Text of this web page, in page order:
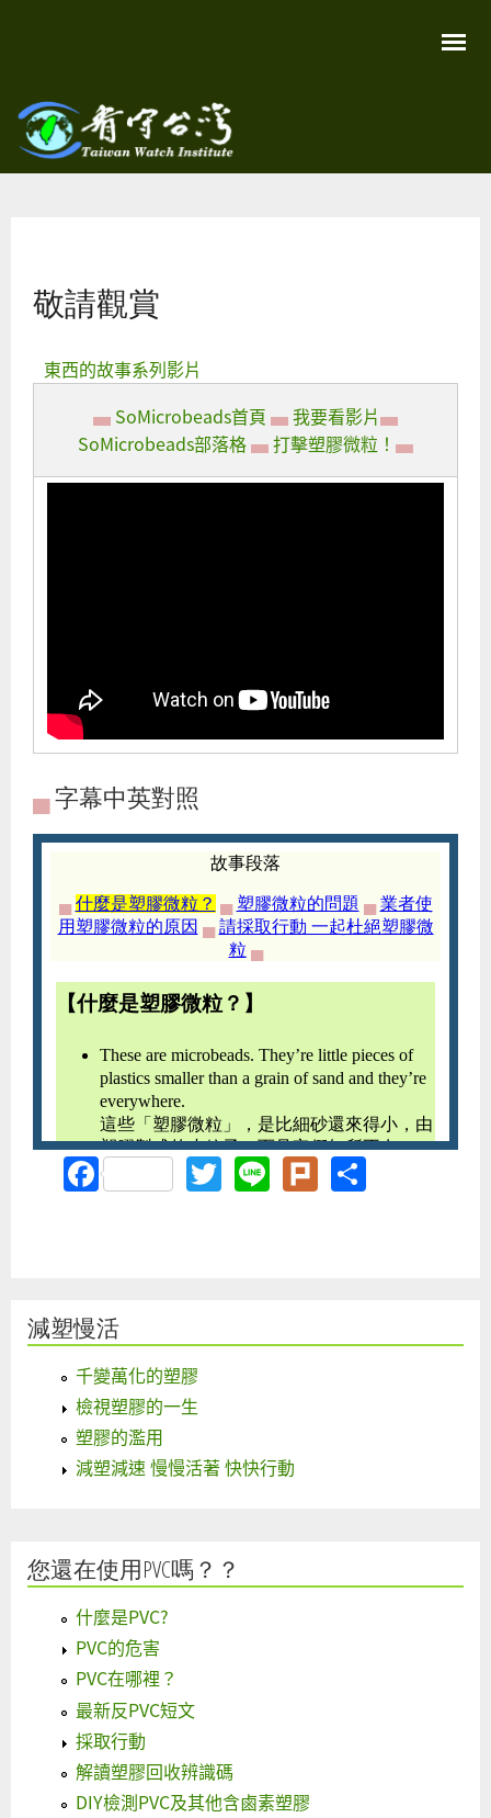
容
Watch
敬請觀賞
東西的故事系列影片
▄ SoMicrobeads首頁 ▄我要看影片▄
SoMicrobeads部落格▄打擊塑膠微粒！ ▄
▄字幕中英對照
FacebookTwitter
LinePlurk
減塑慢活
千變萬化的塑膠
檢視塑膠的一生
塑膠的濫用
減塑減速 慢慢活著 快快行動
您還在使用PVC嗎？？
什麼是PVC?
PVC的危害
PVC在哪裡？
最新反PVC短文
採取行動
解讀塑膠回收辨識碼
DIY檢測PVC及其他含鹵素塑膠